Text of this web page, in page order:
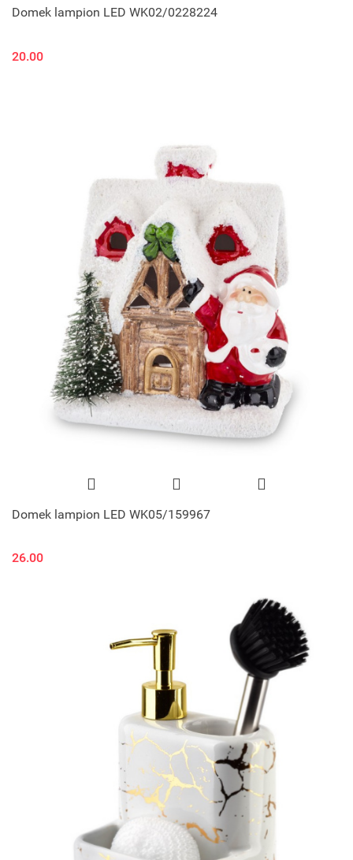
Domek lampion LED WK02/0228224
20.00
Domek lampion LED WK05/159967
26.00